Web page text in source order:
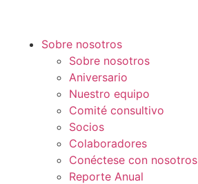
Sobre nosotros
Sobre nosotros
Aniversario
Nuestro equipo
Comité consultivo
Socios
Colaboradores
Conéctese con nosotros
Reporte Anual